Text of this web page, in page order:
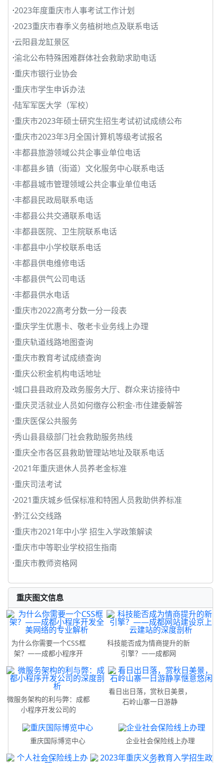
·2023年度重庆市人事考试工作计划
·2023重庆市春季义务植树地点及联系电话
·云阳县龙缸景区
·渝北公布特殊困难群体社会救助求助电话
·重庆市银行业协会
·重庆市学生申诉办法
·陆军军医大学（军校）
·重庆市2023年硕士研究生招生考试初试成绩公布
·重庆市2023年3月全国计算机等级考试报名
·丰都县旅游领域公共企事业单位电话
·丰都县乡镇（街道）文化服务中心联系电话
·丰都县城市管理领域公共企事业单位电话
·丰都县民政局联系电话
·丰都县公共交通联系电话
·丰都县医院、卫生院联系电话
·丰都县中小学校联系电话
·丰都县供电维修电话
·丰都县供气公司电话
·丰都县供水电话
·重庆市2022高考分数一分一段表
·重庆学生优惠卡、敬老卡业务线上办理
·重庆轨道线路地图查询
·重庆市教育考试成绩查询
·重庆公积金机构电话地址
·城口县县政府及政务服务大厅、群众来访接待中
·重庆灵活就业人员如何缴存公积金-市住建委解答
·重庆医保公共服务
·秀山县县级部门社会救助服务热线
·重庆全市各区县救助管理站地址及联系电话
·2021年重庆退休人员养老金标准
·重庆司法考试
·2021重庆城乡低保标准和特困人员救助供养标准
·黔江公交线路
·重庆市2021年中小学 招生入学政策解读
·重庆市中等职业学校招生指南
·重庆市教师资格网
重庆图文信息
为什么你需要一个CSS框
架？——成都小程序开
科技能否成为情商提升的新
引擎？——成都网
微服务架构的利与弊：成都
小程序开发公司的
看日出日落，赏秋日美景，
石岭山寨一日游静
重庆国际博览中心 企业社会保险线上办理